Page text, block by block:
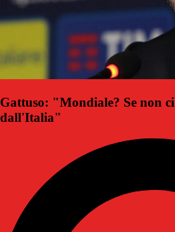
Gattuso: "Mondiale? Se non
dall'Italia"